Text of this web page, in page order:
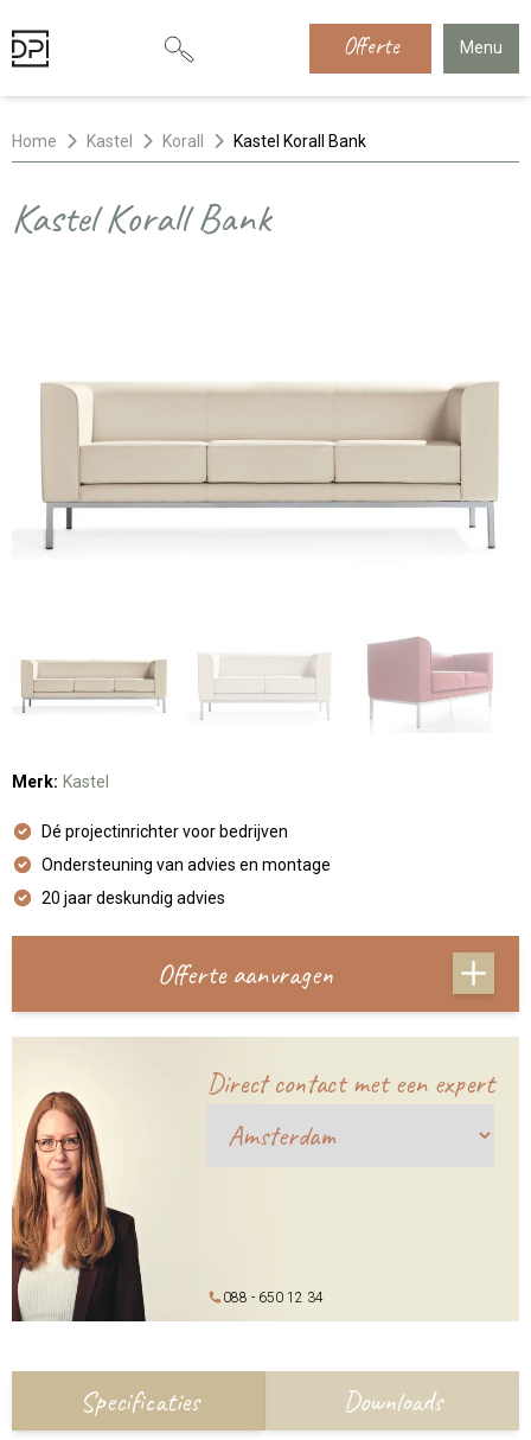
Offerte Menu
Home Kastel Korall Kastel Korall Bank
Kastel Korall Bank
Merk: Kastel
Dé projectinrichter voor bedrijven
Ondersteuning van advies en montage
20 jaar deskundig advies
Offerte aanvragen
Direct contact met een expert
088 - 650 12 34
Specificaties Downloads